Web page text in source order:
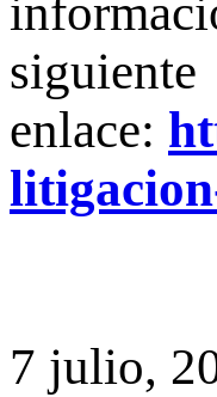
siguiente
enlace:
7 julio,